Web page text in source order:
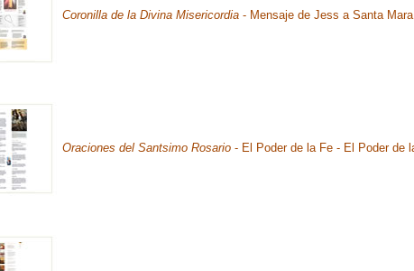
Coronilla de la Divina Misericordia - Mensaje de Jess a Santa
Oraciones del Santsimo Rosario - El Poder de la Fe - El Poder de